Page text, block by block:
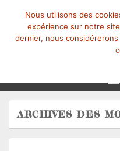
ARCHIVES DES
Nous utilisons des
expérience sur notre
dernier, nous